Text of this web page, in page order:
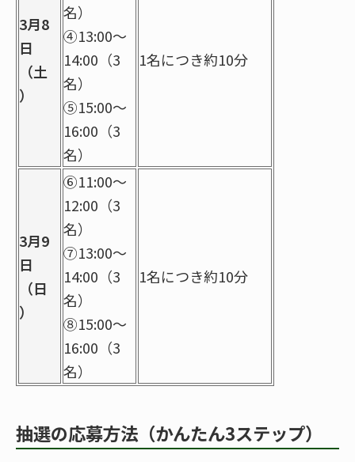
3月8
日
（土
）
名）
④13:00～
14:00（3
名）
⑤15:00～
16:00（3
名）
1名につき約10分
3月9
日
（日
）
⑥11:00～
12:00（3
名）
⑦13:00～
14:00（3
名）
⑧15:00～
16:00（3
名）
1名につき約10分
抽選の応募方法（かんたん3ステップ）